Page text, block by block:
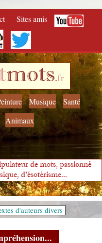
Sites amis
mots.fr
Musique
Santé
Animaux
de mots, passionné
d'ésotérisme...
d'auteurs divers